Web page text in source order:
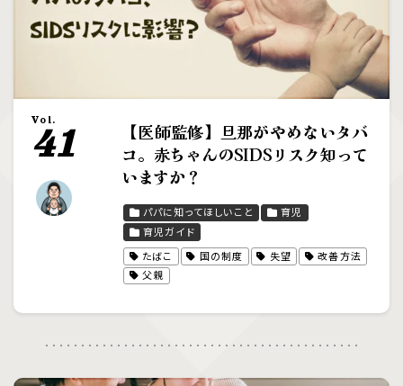
【医師監修】旦那がやめないタバ
コ。赤ちゃんのSIDSリスク知って
いますか？
Vol.
41
パパに知ってほしいこと
育児
育児ガイド
たばこ
国の制度 失望
改善方法
父親